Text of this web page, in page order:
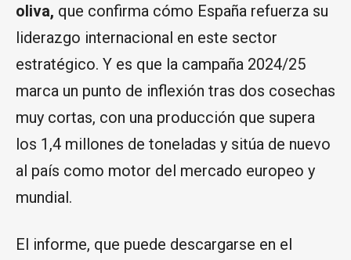
oliva, que confirma cómo España refuerza su
liderazgo internacional en este sector
estratégico. Y es que la campaña 2024/25
marca un punto de inflexión tras dos cosechas
muy cortas, con una producción que supera
los 1,4 millones de toneladas y sitúa de nuevo
al país como motor del mercado europeo y
mundial.
El informe, que puede descargarse en el